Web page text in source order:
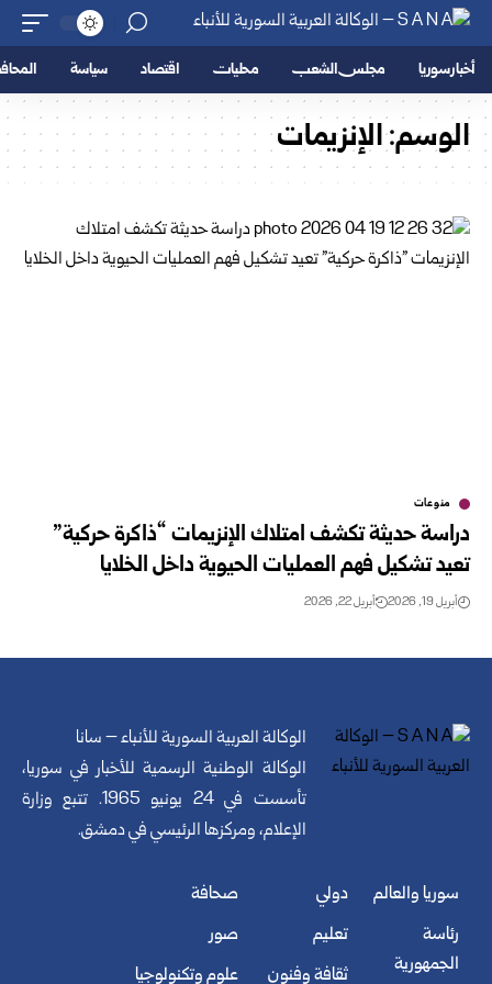
أخبار سوريا مجلس الشعب محليات اقتصاد سياسة
الوسم:الإنزيمات
منوعات
دراسة حديثة تكشف امتلاك الإنزيمات “ذاكرة حركية”
تعيد تشكيل فهم العمليات الحيوية داخل الخلايا
أبريل 19, 2026 أبريل 22, 2026
الوكالة العربية السورية للأنباء – سانا
الوكالة الوطنية الرسمية للأخبار في سوريا،
تأسست في 24 يونيو 1965. تتبع وزارة
الإعلام، ومركزها الرئيسي في دمشق.
سوريا والعالم
رئاسة
الجمهورية
دولي
تعليم
ثقافة وفنون
صحافة
صور
علوم وتكنولوجيا